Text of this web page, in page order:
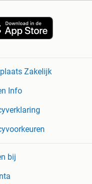
Afleverpakket -
Zakelijk
Info
bij